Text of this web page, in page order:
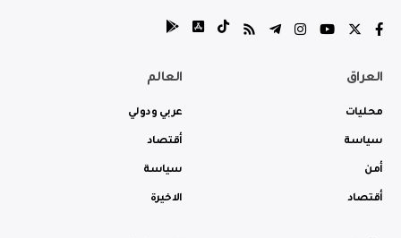
العراق
محليات
سياسة
أمن
أقتصاد
العالم
عربي ودولي
أقتصاد
سياسة
الاخيرة